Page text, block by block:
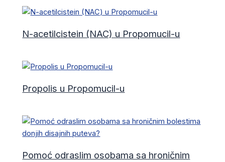
N-acetilcistein (NAC) u Propomucil-u
Propolis u Propomucil-u
Pomoć odraslim osobama sa hroničnim